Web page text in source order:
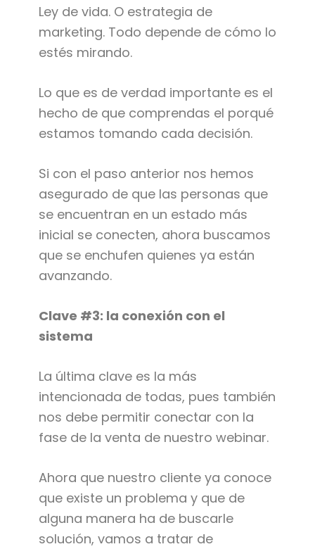
Ley de vida. O estrategia de
marketing. Todo depende de cómo lo
estés mirando.
Lo que es de verdad importante es el
hecho de que comprendas el porqué
estamos tomando cada decisión.
Si con el paso anterior nos hemos
asegurado de que las personas que
se encuentran en un estado más
inicial se conecten, ahora buscamos
que se enchufen quienes ya están
avanzando.
Clave #3: la conexión con el
sistema
La última clave es la más
intencionada de todas, pues también
nos debe permitir conectar con la
fase de la venta de nuestro webinar.
Ahora que nuestro cliente ya conoce
que existe un problema y que de
alguna manera ha de buscarle
solución, vamos a tratar de